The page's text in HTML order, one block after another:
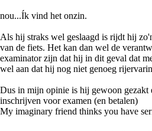
nou...Ík vind het onzin.
Als hij straks wel geslaagd is rijdt hij
van de fiets. Het kan dan wel de
examinator zijn dat hij in dit geval dat
wel aan dat hij nog niet genoeg
Dus in mijn opinie is hij gewoon gezakt
inschrijven voor examen (en betalen)
My imaginary friend thinks you have